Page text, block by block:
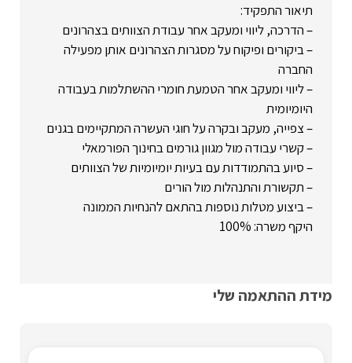
תיאור התפקיד:
– הדרכה, ליווי ומעקב אחר עבודת הצוותים בצהרונים
– ביקורים ופיקוח על מסגרות הצהרונים אותן מפעילה
החברה
– ליווי ומעקב אחר הטמעת חומרי ההשתלמות בעבודה
היומיומית
– צפייה, מעקב ובקרה על חוגי העשרה המתקיימים בגנים
– קשרי עבודה מול מגוון גורמים בחינוך הפורמאלי
– סיוע בהתמודדות עם בעיות יומיומיות של הצוותים
– תקשורת והתנהלות מול הורים
– ביצוע מטלות נוספות בהתאם להנחיות הממונה
היקף משרה: 100%
מידת ההתאמה שלי